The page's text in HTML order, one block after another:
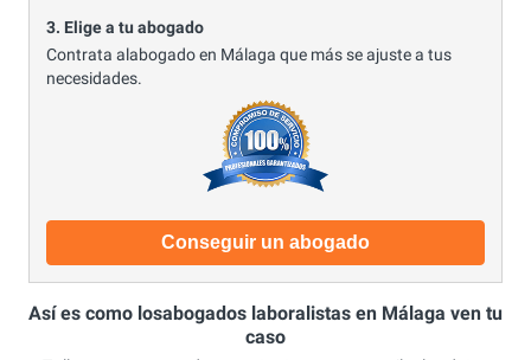
3. Elige a tu abogado
Contrata alabogado en Málaga que más se ajuste a tus
necesidades.
Conseguir un abogado
Así es como losabogados laboralistas en Málaga ven tu
caso